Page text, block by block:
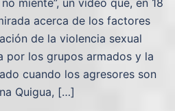
acerca de los factores
de la violencia sexual
por los grupos armados y la
cuando los agresores son
Quigua, […]